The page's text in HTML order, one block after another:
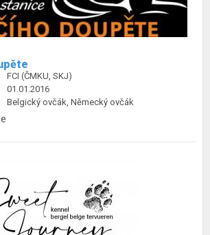
FCI (ČMKU, SKJ)
01.01.2016
Belgický ovčák, Německý ovčák